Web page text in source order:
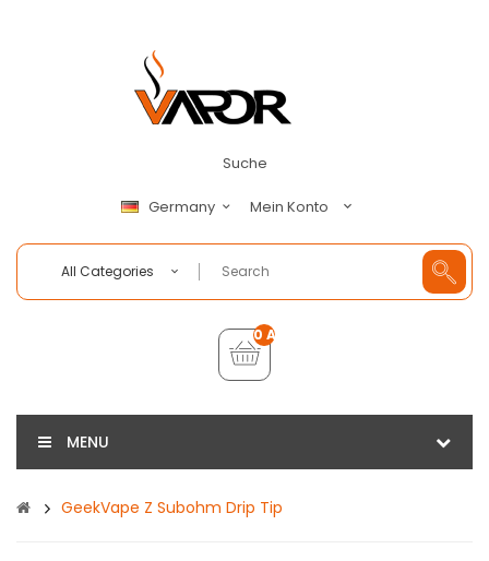
Suche
Germany Mein Konto
All Categories
0 Artikel - €0,00
MENU
GeekVape Z Subohm Drip Tip